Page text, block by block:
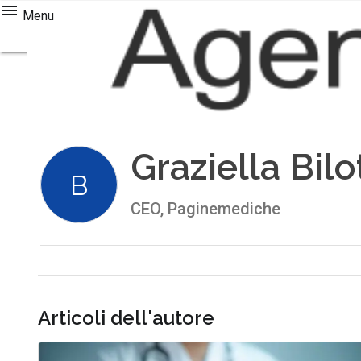
Menu
B Graziella
CEO, Paginemediche
Articoli dell'autore